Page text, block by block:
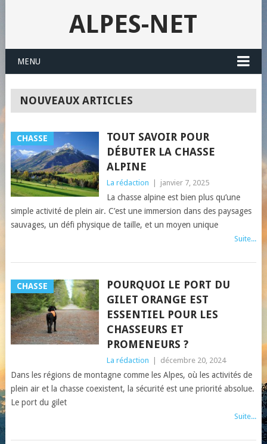
ALPES-NET
MENU
NOUVEAUX ARTICLES
CHASSE
TOUT SAVOIR POUR
DÉBUTER LA CHASSE
ALPINE
La rédaction janvier 7, 2025
La chasse alpine est bien plus qu’une
simple activité de plein air. C’est une immersion dans des paysages
sauvages, un défi physique de taille, et un moyen unique
Suite...
CHASSE
POURQUOI LE PORT DU
GILET ORANGE EST
ESSENTIEL POUR LES
CHASSEURS ET
PROMENEURS ?
La rédaction décembre 20, 2024
Dans les régions de montagne comme les Alpes, où les activités de
plein air et la chasse coexistent, la sécurité est une priorité absolue.
Le port du gilet
Suite...